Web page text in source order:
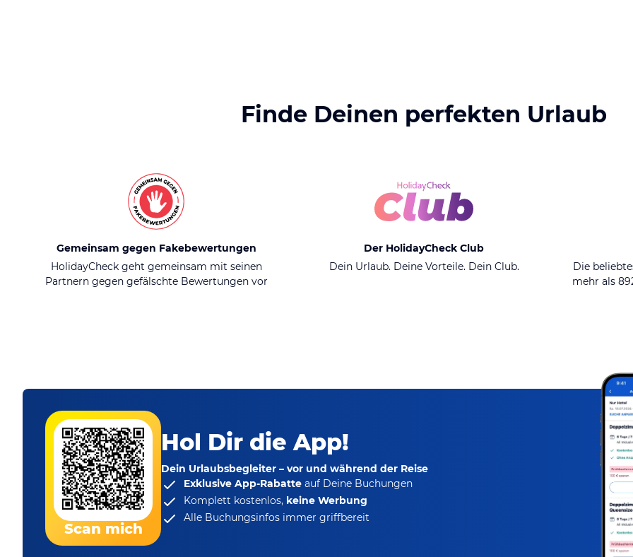
Finde Deinen perfekten Urlaub
Gemeinsam gegen Fakebewertungen
HolidayCheck geht gemeinsam mit seinen
Partnern gegen gefälschte Bewertungen vor
Der HolidayCheck Club
Dein Urlaub. Deine Vorteile. Dein Club.
Die
mehr als
Scan mich
Hol Dir die App!
Dein Urlaubsbegleiter – vor und während der Reise
Exklusive App-Rabatte auf Deine Buchungen
Komplett kostenlos, keine Werbung
Alle Buchungsinfos immer griffbereit